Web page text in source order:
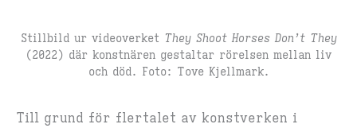
Stillbild ur videoverket They Shoot Horses Don’t They
(2022) där konstnären gestaltar rörelsen mellan liv
och död. Foto: Tove Kjellmark.
Till grund för flertalet av konstverken i